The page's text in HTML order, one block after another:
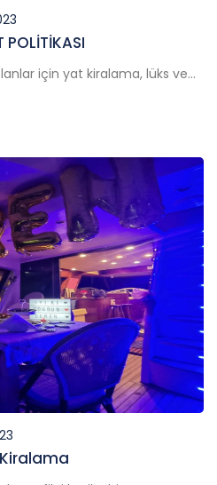
POLİTİKASI
için yat kiralama, lüks ve...